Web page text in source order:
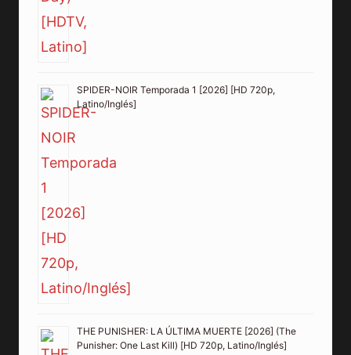
SPIDER-NOIR Temporada 1 [2026] [HD 720p,
Latino/Inglés]
THE PUNISHER: LA ÚLTIMA MUERTE [2026] (The
Punisher: One Last Kill) [HD 720p, Latino/Inglés]